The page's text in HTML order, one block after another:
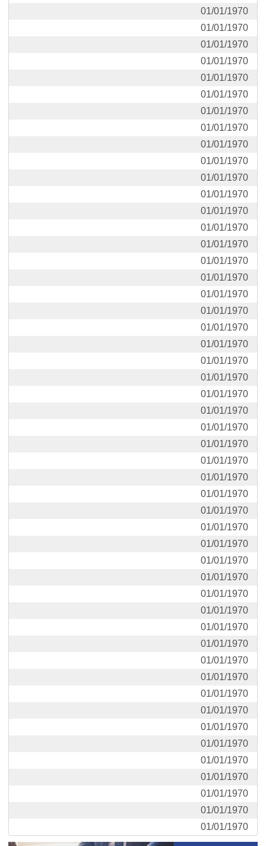
01/01/1970
01/01/1970
01/01/1970
01/01/1970
01/01/1970
01/01/1970
01/01/1970
01/01/1970
01/01/1970
01/01/1970
01/01/1970
01/01/1970
01/01/1970
01/01/1970
01/01/1970
01/01/1970
01/01/1970
01/01/1970
01/01/1970
01/01/1970
01/01/1970
01/01/1970
01/01/1970
01/01/1970
01/01/1970
01/01/1970
01/01/1970
01/01/1970
01/01/1970
01/01/1970
01/01/1970
01/01/1970
01/01/1970
01/01/1970
01/01/1970
01/01/1970
01/01/1970
01/01/1970
01/01/1970
01/01/1970
01/01/1970
01/01/1970
01/01/1970
01/01/1970
01/01/1970
01/01/1970
01/01/1970
01/01/1970
01/01/1970
01/01/1970